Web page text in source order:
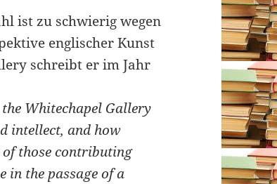
ist zu schwierig wegen
englischer Kunst
schreibt er im Jahr
Whitechapel Gallery
intellect, and how
those contributing
the passage of a